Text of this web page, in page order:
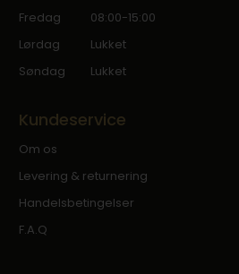
Fredag
08:00-15:00
Lørdag
Lukket
Søndag
Lukket
Kundeservice
Om os
Levering & returnering
Handelsbetingelser
F.A.Q